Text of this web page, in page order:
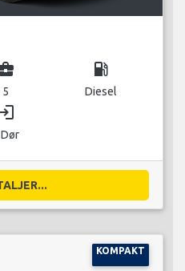
5
local_gas_station
Diesel
KOMPAKT